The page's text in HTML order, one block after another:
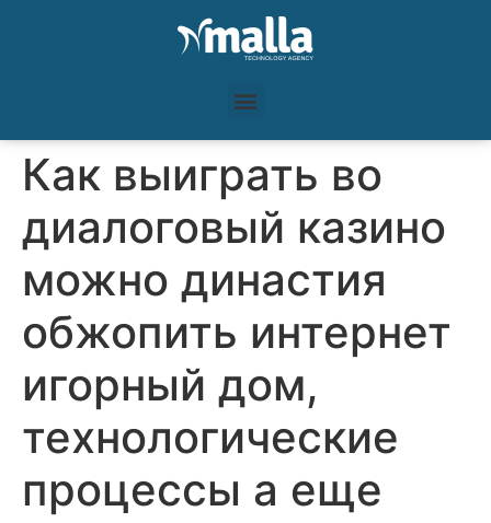
Как выиграть во
диалоговый казино
можно династия
обжопить интернет
игорный дом,
технологические
процессы а еще